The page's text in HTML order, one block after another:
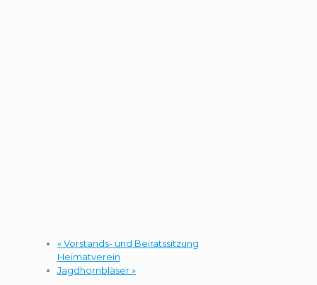
«Vorstands- und Beiratssitzung
Heimatverein
Jagdhornbläser»